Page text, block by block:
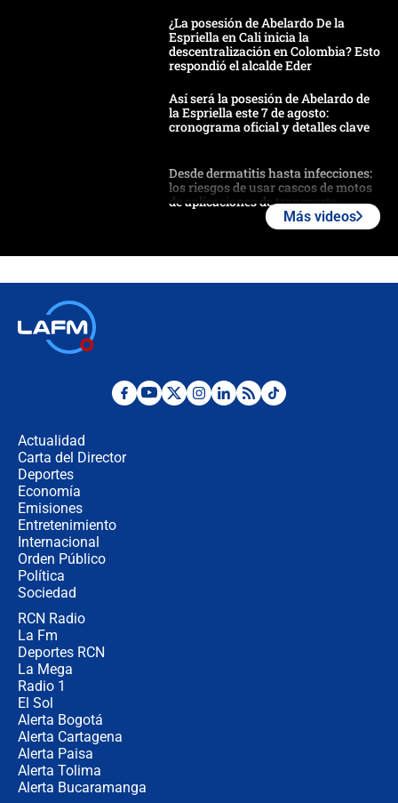
¿La posesión de Abelardo De la
Espriella en Cali inicia la
descentralización en Colombia? Esto
respondió el alcalde Eder
Así será la posesión de Abelardo de
la Espriella este 7 de agosto:
cronograma oficial y detalles clave
Desde dermatitis hasta infecciones:
los riesgos de usar cascos de motos
de aplicaciones de transporte
Posesión de Abelardo De La Espriella
Más videos
Actualidad
Carta del Director
Deportes
Economía
Emisiones
Entretenimiento
Internacional
Orden Público
Política
Sociedad
RCN Radio
La Fm
Deportes RCN
La Mega
Radio 1
El Sol
Alerta Bogotá
Alerta Cartagena
Alerta Paisa
Alerta Tolima
Alerta Bucaramanga